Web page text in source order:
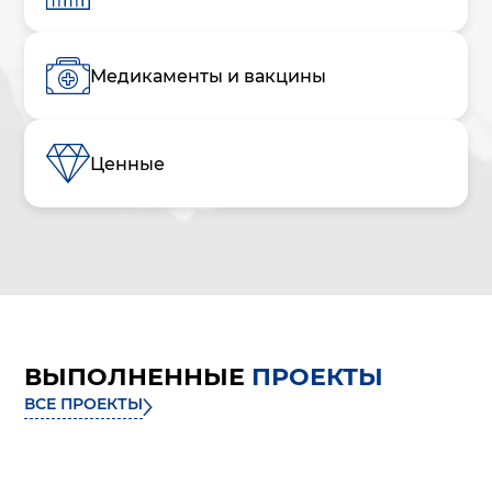
Медикаменты и вакцины
Ценные
ВЫПОЛНЕННЫЕ ПРОЕКТЫ
ВСЕ ПРОЕКТЫ